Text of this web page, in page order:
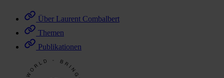
Über Laurent Combalbert
Themen
Publikationen